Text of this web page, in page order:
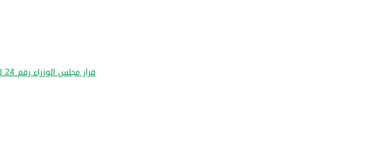
قرار مجلس الوزراء رقم 24 لعام 2010م بالائحة التنفيذية لقانون مزاولة مهنة تدقيق الحسابات رقم 9 لسنة 2004م